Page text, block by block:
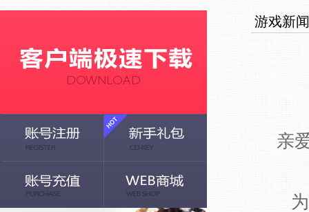
游戏新闻
亲
为